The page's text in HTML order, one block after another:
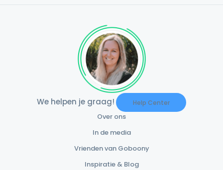
We helpen je graag! Help Center
Over ons
In de media
Vrienden van Goboony
Inspiratie & Blog